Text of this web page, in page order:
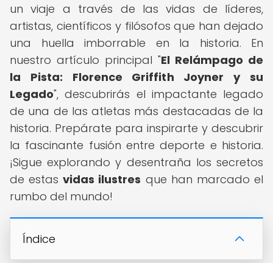
un viaje a través de las vidas de líderes,
artistas, científicos y filósofos que han dejado
una huella imborrable en la historia. En
nuestro artículo principal "El Relámpago de
la Pista: Florence Griffith Joyner y su
Legado", descubrirás el impactante legado
de una de las atletas más destacadas de la
historia. Prepárate para inspirarte y descubrir
la fascinante fusión entre deporte e historia.
¡Sigue explorando y desentraña los secretos
de estasvidas ilustres que han marcado el
rumbo del mundo!
Índice